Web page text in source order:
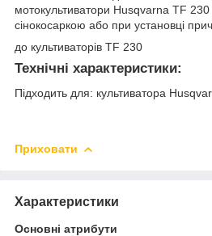
мотокультиватори Husqvarna TF 230
сінокосаркою або при установці
до культиваторів TF 230
Технічні характеристики:
Підходить для: культиватора
Приховати
Характеристики
Основні атрибути